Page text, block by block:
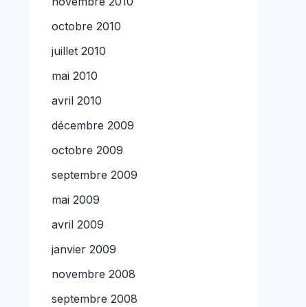
octobre 2010
juillet 2010
mai 2010
avril 2010
décembre 2009
octobre 2009
septembre 2009
mai 2009
avril 2009
janvier 2009
novembre 2008
septembre 2008